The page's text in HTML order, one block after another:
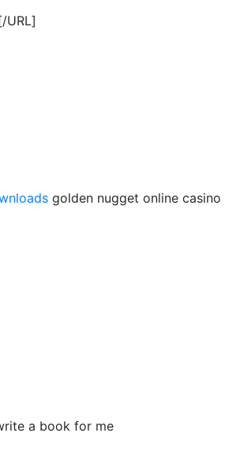
URL]
golden nugget online casino
a book for me